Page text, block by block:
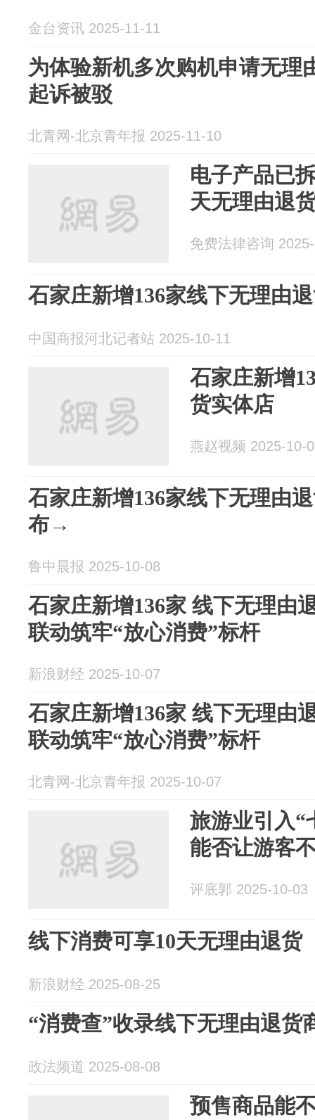
金台资讯 2025-11-11
为体验新机多次购机申请无理
起诉被驳
北青网-北京青年报 2025-11-10
电子产品已
天无理由退
免费法律咨询
石家庄新增136家线下无理由
中国商报河北记者站 2025-10-11
石家庄新增
货实体店
燕赵视频 2025-10-
石家庄新增136家线下无理由
布→
鲁中晨报 2025-10-08
石家庄新增136家 线下无理由
联动筑牢“放心消费”标杆
新浪财经 2025-10-07
石家庄新增136家 线下无理由
联动筑牢“放心消费”标杆
北青网-北京青年报 2025-10-07
旅游业引入“
能否让游客
评底郭 2025-10-03
线下消费可享10天无理由退货
新浪财经 2025-08-25
“消费查”收录线下无理由退货
政法频道 2025-08-08
预售商品能